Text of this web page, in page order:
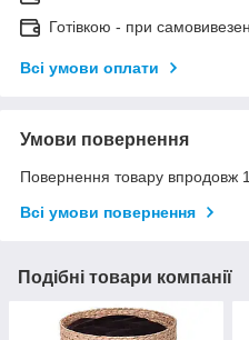
Готівкою - при
Всі умови оплати
Умови повернення
Повернення товару впродовж
Всі умови повернення
Подібні товари компанії